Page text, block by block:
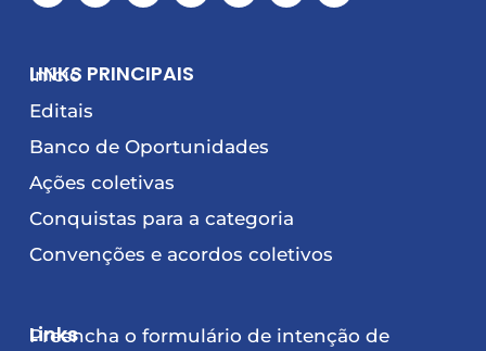
LINKS PRINCIPAIS
Início
Editais
Banco de Oportunidades
Ações coletivas
Conquistas para a categoria
Convenções e acordos coletivos
Links
Preencha o formulário de intenção de